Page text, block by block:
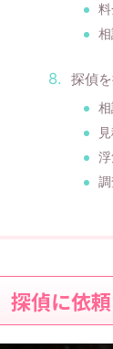
探偵
探偵に依